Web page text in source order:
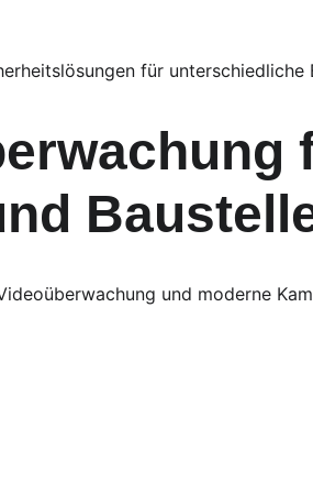
für unterschiedliche
und moderne